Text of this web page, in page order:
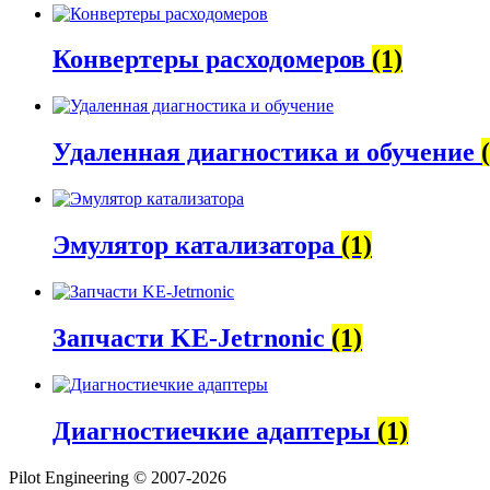
Конвертеры расходомеров (1)
Удаленная диагностика и обучение
Эмулятор катализатора (1)
Запчасти KE-Jetrnonic (1)
Диагностиечкие адаптеры (1)
Pilot Engineering © 2007-2026